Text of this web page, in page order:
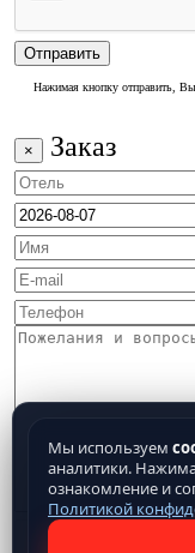
Нажимая кнопку отправить, Вы
× Заказ
Мы используем
аналитики.
ознакомление и
Политикой